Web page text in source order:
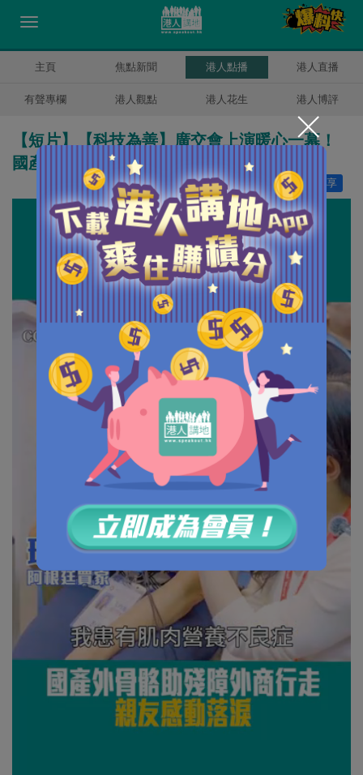
主頁 焦點新聞 港人點播 港人直播
有聲專欄 港人觀點 港人花生 港人博評
【短片】【科技為善】廣交會上演暖心一幕！
國產外骨骼助殘障外商行走 親友感動落淚
分享
讚好 11